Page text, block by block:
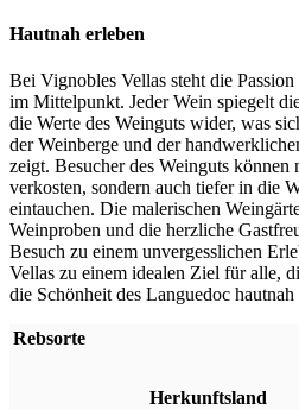
Hautnah erleben
Bei Vignobles Vellas steht die
im Mittelpunkt. Jeder Wein spiegelt
die Werte des Weinguts wider, was
der Weinberge und der
zeigt. Besucher des Weinguts
verkosten, sondern auch tiefer in die
eintauchen. Die malerischen
Weinproben und die herzliche
Besuch zu einem unvergesslichen
Vellas zu einem idealen Ziel für alle,
die Schönheit des Languedoc
Rebsorte
Herkunftsland